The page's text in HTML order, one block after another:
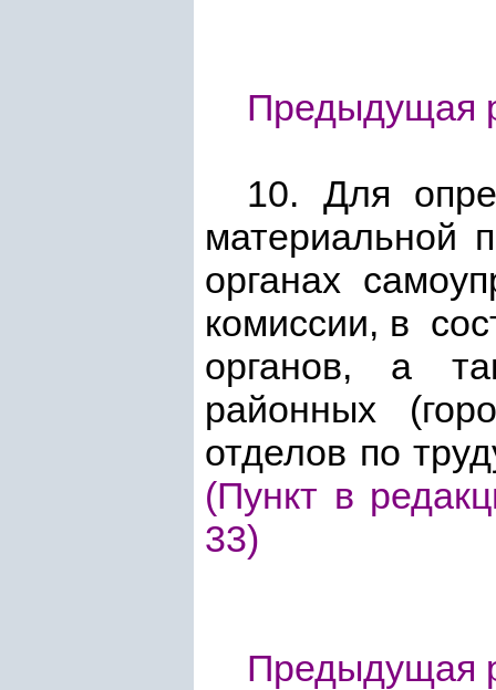
Предыдущая
10. Для
органах
комиссии, в
органов, а
районных
отделов по
(Пункт в
33)
Предыдущая